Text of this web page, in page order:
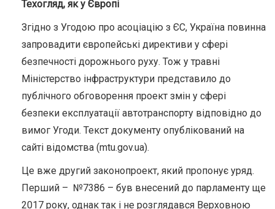
Техогляд, як у Європі
Згідно з Угодою про асоціацію з ЄС, Україна повинна
запровадити європейські директиви у сфері
безпечності дорожнього руху. Тож у травні
Міністерство інфраструктури представило до
публічного обговорення проект змін у сфері
безпеки експлуатації автотранспорту відповідно до
вимог Угоди. Текст документу опублікований на
сайті відомства (mtu.gov.ua).
Це вже другий законопроект, який пропонує уряд.
Перший – №7386 – був внесений до парламенту ще
2017 року, однак так і не розглядався Верховною